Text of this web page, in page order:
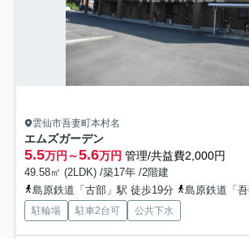
雲仙市吾妻町本村名
エムズガーデン
5.5万円～5.6万円 管理/共益費2,000円
49.58㎡ (2LDK) /築17年 /2階建
島原鉄道「古部」駅 徒歩19分
島原鉄道「
駐輪場 駐車2台可 公共下水